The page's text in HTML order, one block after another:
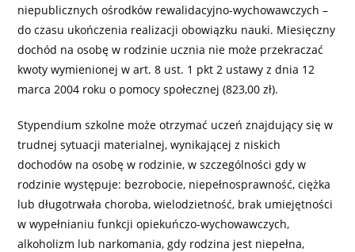
niepublicznych ośrodków rewalidacyjno-wychowawczych –
do czasu ukończenia realizacji obowiązku nauki. Miesięczny
dochód na osobę w rodzinie ucznia nie może przekraczać
kwoty wymienionej w art. 8 ust. 1 pkt 2 ustawy z dnia 12
marca 2004 roku o pomocy społecznej (823,00 zł).
Stypendium szkolne może otrzymać uczeń znajdujący się w
trudnej sytuacji materialnej, wynikającej z niskich
dochodów na osobę w rodzinie, w szczególności gdy w
rodzinie występuje: bezrobocie, niepełnosprawność, ciężka
lub długotrwała choroba, wielodzietność, brak umiejętności
w wypełnianiu funkcji opiekuńczo-wychowawczych,
alkoholizm lub narkomania, gdy rodzina jest niepełna,